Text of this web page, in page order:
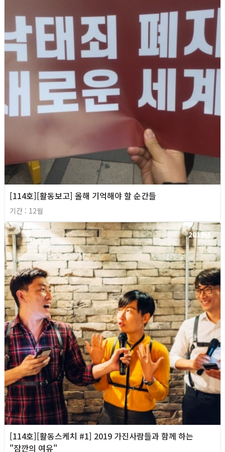
[114호][활동보고] 올해 기억해야 할 순간들
기간 : 12월
2019년
[114호][활동스케치 #1] 2019 가진사람들과 함께 하는
"잠깐의 여유"